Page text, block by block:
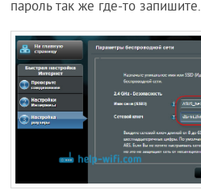
пароль так же где-то запишите.